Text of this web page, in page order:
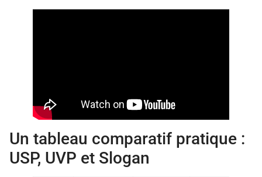
Un tableau comparatif pratique :
USP, UVP et Slogan